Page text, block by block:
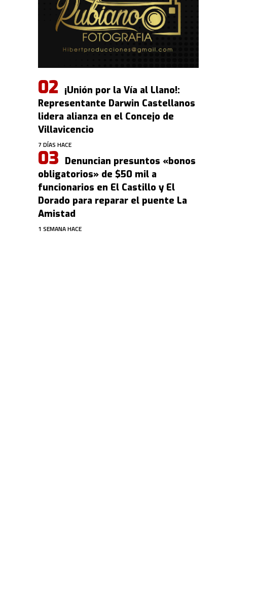
¡Unión por la Vía al Llano!:
Representante Darwin Castellanos
lidera alianza en el Concejo de
Villavicencio
7 DÍAS HACE
Denuncian presuntos «bonos
obligatorios» de $50 mil a
funcionarios en El Castillo y El
Dorado para reparar el puente La
Amistad
1 SEMANA HACE